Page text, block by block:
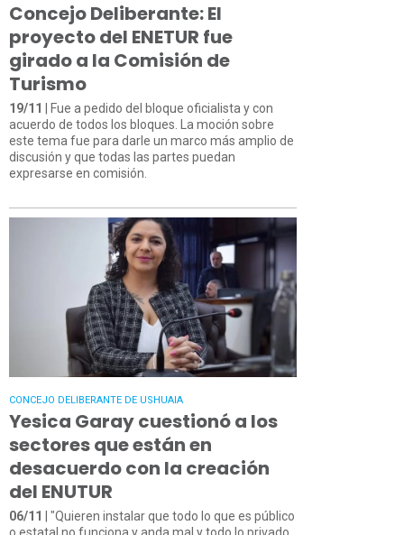
Concejo Deliberante: El
proyecto del ENETUR fue
girado a la Comisión de
Turismo
19/11
| Fue a pedido del bloque oficialista y con
acuerdo de todos los bloques. La moción sobre
este tema fue para darle un marco más amplio de
discusión y que todas las partes puedan
expresarse en comisión.
CONCEJO DELIBERANTE DE USHUAIA
Yesica Garay cuestionó a los
sectores que están en
desacuerdo con la creación
del ENUTUR
06/11 | "Quieren instalar que todo lo que es público
o estatal no funciona y anda mal y todo lo privado